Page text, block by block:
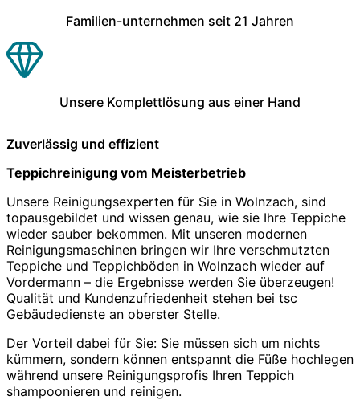
Familien-unternehmen seit 21 Jahren
Unsere Komplettlösung aus einer Hand
Zuverlässig und effizient
Teppichreinigung vom Meisterbetrieb
Unsere Reinigungsexperten für Sie in Wolnzach, sind
topausgebildet und wissen genau, wie sie Ihre Teppiche
wieder sauber bekommen. Mit unseren modernen
Reinigungsmaschinen bringen wir Ihre verschmutzten
Teppiche und Teppichböden in Wolnzach wieder auf
Vordermann – die Ergebnisse werden Sie überzeugen!
Qualität und Kundenzufriedenheit stehen bei tsc
Gebäudedienste an oberster Stelle.
Der Vorteil dabei für Sie: Sie müssen sich um nichts
kümmern, sondern können entspannt die Füße hochlegen
während unsere Reinigungsprofis Ihren Teppich
shampoonieren und reinigen.